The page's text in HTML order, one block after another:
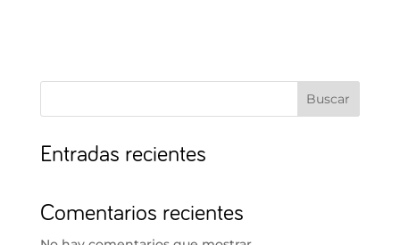
Buscar
Entradas recientes
Comentarios recientes